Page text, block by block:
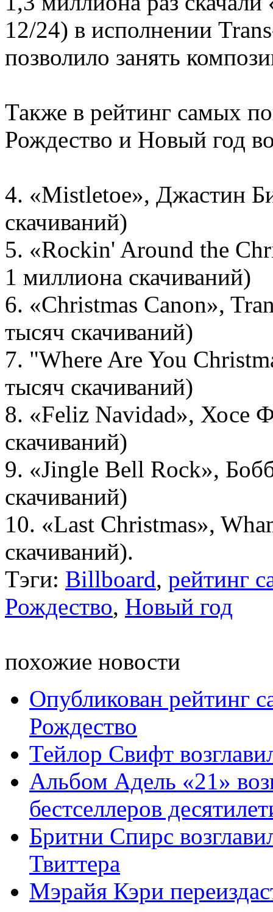
12/24) в исполнении
позволило занять
Также в рейтинг самых
Рождество и Новый год
4. «Mistletoe», Джастин
скачиваний)
5. «Rockin' Around the
1 миллиона скачиваний)
6. «Christmas Canon»,
тысяч скачиваний)
7. "Where Are You
тысяч скачиваний)
8. «Feliz Navidad», Хосе
скачиваний)
9. «Jingle Bell Rock»,
скачиваний)
10. «Last Christmas»,
скачиваний).
Тэги: Billboard, рейтинг
Рождество, Новый год
похожие новости
Опубликован рейтинг
Рождество
Тейлор Свифт
Альбом Адель «21»
бестселлеров
Бритни Спирс
Твиттера
Мэрайя Кэри